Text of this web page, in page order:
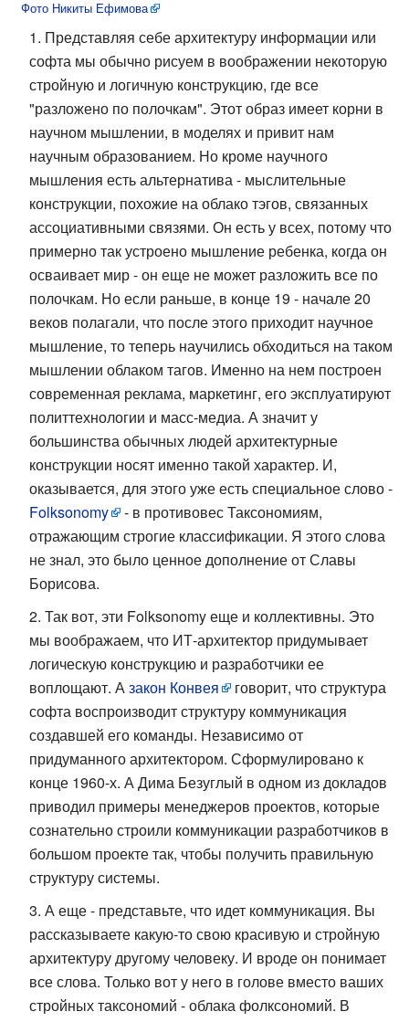
Фото Никиты Ефимова
Представляя себе архитектуру информации или
софта мы обычно рисуем в воображении некоторую
стройную и логичную конструкцию, где все
"разложено по полочкам". Этот образ имеет корни в
научном мышлении, в моделях и привит нам
научным образованием. Но кроме научного
мышления есть альтернатива - мыслительные
конструкции, похожие на облако тэгов, связанных
ассоциативными связями. Он есть у всех, потому что
примерно так устроено мышление ребенка, когда он
осваивает мир - он еще не может разложить все по
полочкам. Но если раньше, в конце 19 - начале 20
веков полагали, что после этого приходит научное
мышление, то теперь научились обходиться на таком
мышлении облаком тагов. Именно на нем построен
современная реклама, маркетинг, его эксплуатируют
политтехнологии и масс-медиа. А значит у
большинства обычных людей архитектурные
конструкции носят именно такой характер. И,
оказывается, для этого уже есть специальное слово -
Folksonomy
- в противовес Таксономиям,
отражающим строгие классификации. Я этого слова
не знал, это было ценное дополнение от Славы
Борисова.
Так вот, эти Folksonomy еще и коллективны. Это
мы воображаем, что ИТ-архитектор придумывает
логическую конструкцию и разработчики ее
воплощают. А закон Конвея
говорит, что структура
софта воспроизводит структуру коммуникация
создавшей его команды. Независимо от
придуманного архитектором. Сформулировано к
конце 1960-х. А Дима Безуглый в одном из докладов
приводил примеры менеджеров проектов, которые
сознательно строили коммуникации разработчиков в
большом проекте так, чтобы получить правильную
структуру системы.
А еще - представьте, что идет коммуникация. Вы
рассказываете какую-то свою красивую и стройную
архитектуру другому человеку. И вроде он понимает
все слова. Только вот у него в голове вместо ваших
стройных таксономий - облака фолксономий. В